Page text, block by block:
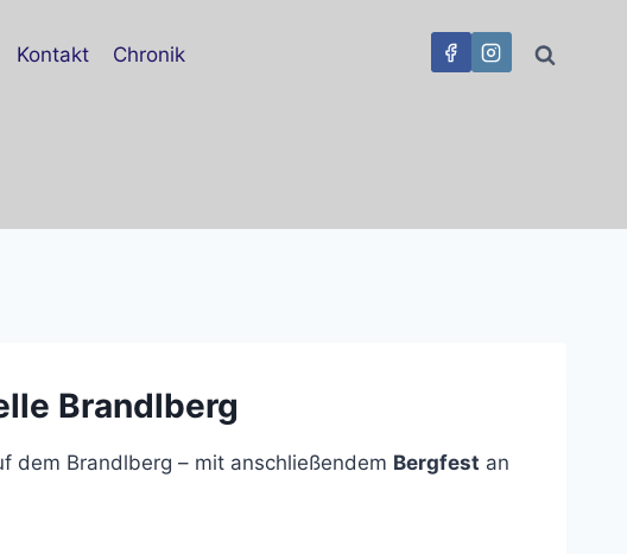
Kontakt Chronik
Brandlberg
dem Brandlberg – mit anschließendem Bergfest an